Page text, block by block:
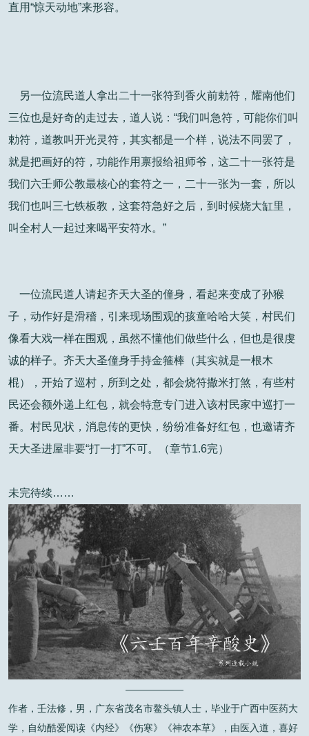
直用“惊天动地”来形容。
另一位流民道人拿出二十一张符到香火前勅符，耀南他们
三位也是好奇的走过去，道人说：“我们叫急符，可能你们叫
勅符，道教叫开光灵符，其实都是一个样，说法不同罢了，
就是把画好的符，功能作用禀报给祖师爷，这二十一张符是
我们六壬师公教最核心的套符之一，二十一张为一套，所以
我们也叫三七铁板教，这套符急好之后，到时候烧大缸里，
叫全村人一起过来喝平安符水。”
一位流民道人请起齐天大圣的僮身，看起来变成了孙猴
子，动作好是滑稽，引来现场围观的孩童哈哈大笑，村民们
像看大戏一样在围观，虽然不懂他们做些什么，但也是很虔
诚的样子。齐天大圣僮身手持金箍棒（其实就是一根木
棍），开始了巡村，所到之处，都会烧符撒米打煞，有些村
民还会额外递上红包，就会特意专门进入该村民家中巡打一
番。村民见状，消息传的更快，纷纷准备好红包，也邀请齐
天大圣进屋非要“打一打”不可。（章节1.6完）
未完待续……
——————
作者，壬法修，男，广东省茂名市鳌头镇人士，毕业于广西中医药大
学，自幼酷爱阅读《内经》《伤寒》《神农本草》，由医入道，喜好